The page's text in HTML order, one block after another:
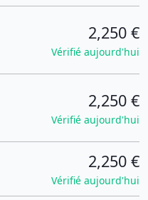
2,250 €
Vérifié aujourd'hui
2,250 €
Vérifié aujourd'hui
2,250 €
Vérifié aujourd'hui